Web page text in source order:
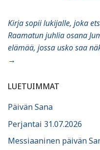
Kirja sopii lukijalle, joka
Raamatun juhlia osana
elämää, jossa usko saa
→
LUETUIMMAT
Päivän Sana
Perjantai 31.07.2026
Messiaaninen päivän